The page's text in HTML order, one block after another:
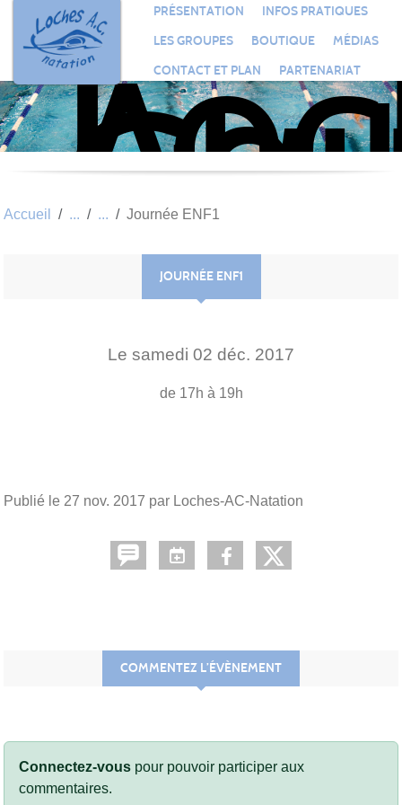
PRÉSENTATION
INFOS PRATIQUES
LES GROUPES
BOUTIQUE
MÉDIAS
CONTACT ET PLAN
PARTENARIAT
Accueil Journée ENF1
JOURNÉE ENF1
Le samedi 02 déc. 2017
de 17h à 19h
Publié le 27 nov. 2017 par Loches-AC-Natation
COMMENTEZ L’ÉVÈNEMENT
Connectez-vous pour pouvoir participer aux
commentaires.
Panneau de gestion des cookies